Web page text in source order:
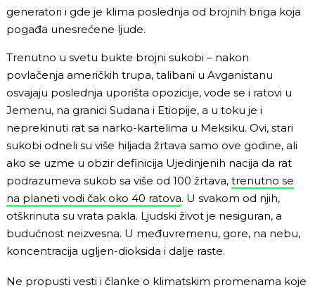
generatori i gde je klima poslednja od brojnih briga koja
pogađa unesrećene ljude.
Trenutno u svetu bukte brojni sukobi – nakon
povlačenja američkih trupa, talibani u Avganistanu
osvajaju poslednja uporišta opozicije, vode se i ratovi u
Jemenu, na granici Sudana i Etiopije, a u toku je i
neprekinuti rat sa narko-kartelima u Meksiku. Ovi, stari
sukobi odneli su više hiljada žrtava samo ove godine, ali
ako se uzme u obzir definicija Ujedinjenih nacija da rat
podrazumeva sukob sa više od 100 žrtava, trenutno se
na planeti vodi čak oko 40 ratova. U svakom od njih,
otškrinuta su vrata pakla. Ljudski život je nesiguran, a
budućnost neizvesna. U međuvremenu, gore, na nebu,
koncentracija ugljen-dioksida i dalje raste.
Ne propusti vesti i članke o klimatskim promenama koje